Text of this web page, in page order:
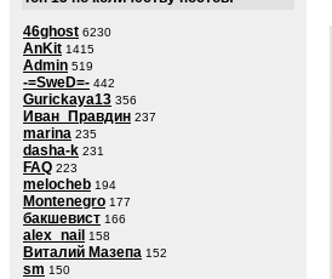
46ghost 6230
AnKit 1415
Admin 519
-=SweD=- 442
Gurickaya13 356
Иван_Правдин 237
marina 235
dasha-k 231
FAQ 223
melocheb 194
Montenegro 177
бакшевист 166
alex_nail 158
Виталий Мазепа 152
sm 150